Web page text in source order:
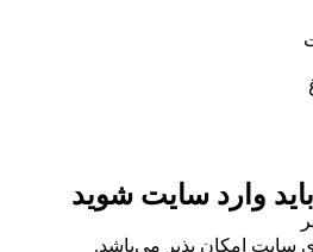
وارد سایت شوید
سایت امکان پذیر می‌باشد.